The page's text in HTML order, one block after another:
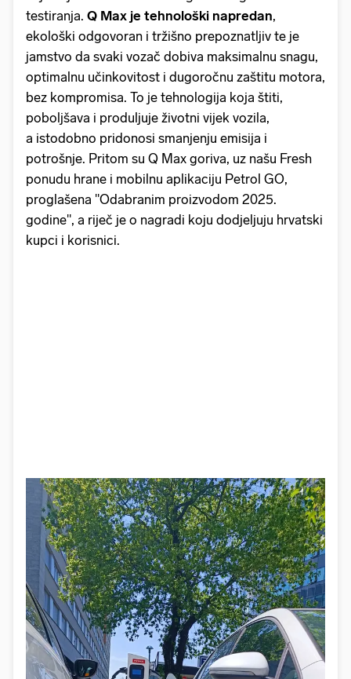
testiranja. Q Max je tehnološki napredan,
ekološki odgovoran i tržišno prepoznatljiv te je
jamstvo da svaki vozač dobiva maksimalnu snagu,
optimalnu učinkovitost i dugoročnu zaštitu motora,
bez kompromisa. To je tehnologija koja štiti,
poboljšava i produljuje životni vijek vozila,
a istodobno pridonosi smanjenju emisija i
potrošnje. Pritom su Q Max goriva, uz našu Fresh
ponudu hrane i mobilnu aplikaciju Petrol GO,
proglašena "Odabranim proizvodom 2025.
godine", a riječ je o nagradi koju dodjeljuju hrvatski
kupci i korisnici.